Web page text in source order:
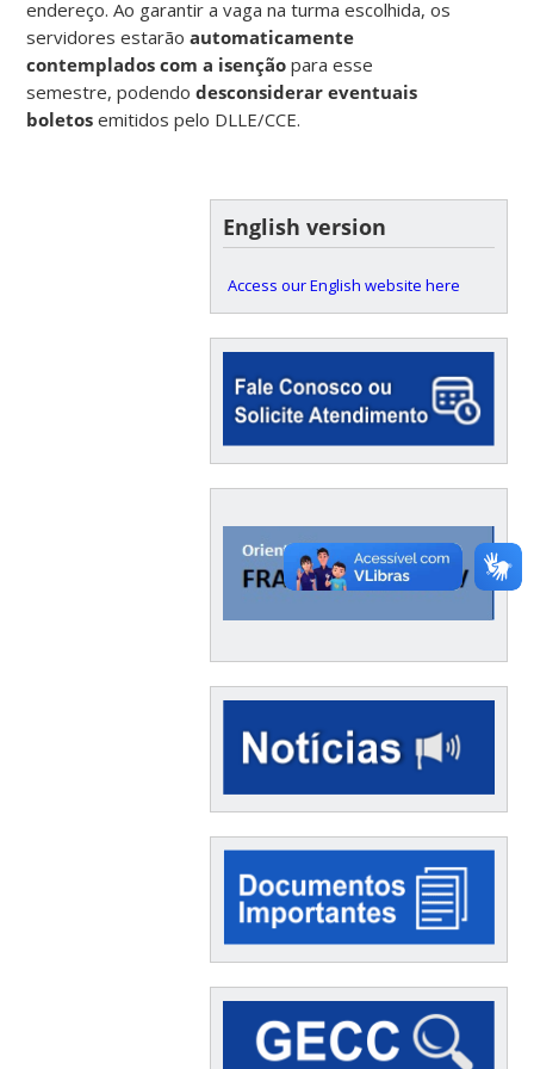
endereço. Ao garantir a vaga na turma escolhida, os
servidores estarãoautomaticamente
contemplados com a isenção para esse
semestre, podendodesconsiderar eventuais
boletos emitidos pelo DLLE/CCE.
English version
Access our English website here